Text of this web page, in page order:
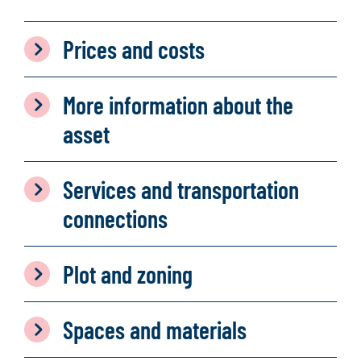
Prices and costs
More information about the
asset
Services and transportation
connections
Plot and zoning
Spaces and materials